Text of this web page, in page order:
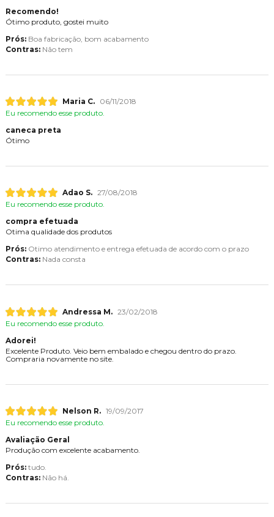
Recomendo!
Ótimo produto, gostei muito
Prós: Boa fabricação, bom acabamento
Contras: Não tem
Maria C.
06/11/2018
Eu recomendo esse produto.
caneca preta
Ótimo
Adao S. 27/08/2018
Eu recomendo esse produto.
compra efetuada
Otima qualidade dos produtos
Prós: Otimo atendimento e entrega efetuada de acordo com o prazo
Contras: Nada consta
Andressa M. 23/02/2018
Eu recomendo esse produto.
Adorei!
Excelente Produto. Veio bem embalado e chegou dentro do prazo.
Compraria novamente no site.
Nelson R. 19/09/2017
Eu recomendo esse produto.
Avaliação Geral
Produção com excelente acabamento.
Prós: tudo.
Contras: Não há.